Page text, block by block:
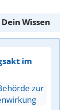
Wissen
im
zur